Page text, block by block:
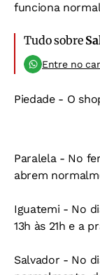
funciona
Tudo sobre
Entre no
Piedade - O
Paralela - No
abrem
Iguatemi - No
13h às 21h e a
Salvador - No